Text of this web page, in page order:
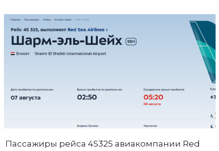
Пассажиры рейса 4S325 авиакомпании Red